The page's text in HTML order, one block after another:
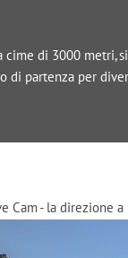
di 3000 metri,
di partenza per
Cam - la direzione a